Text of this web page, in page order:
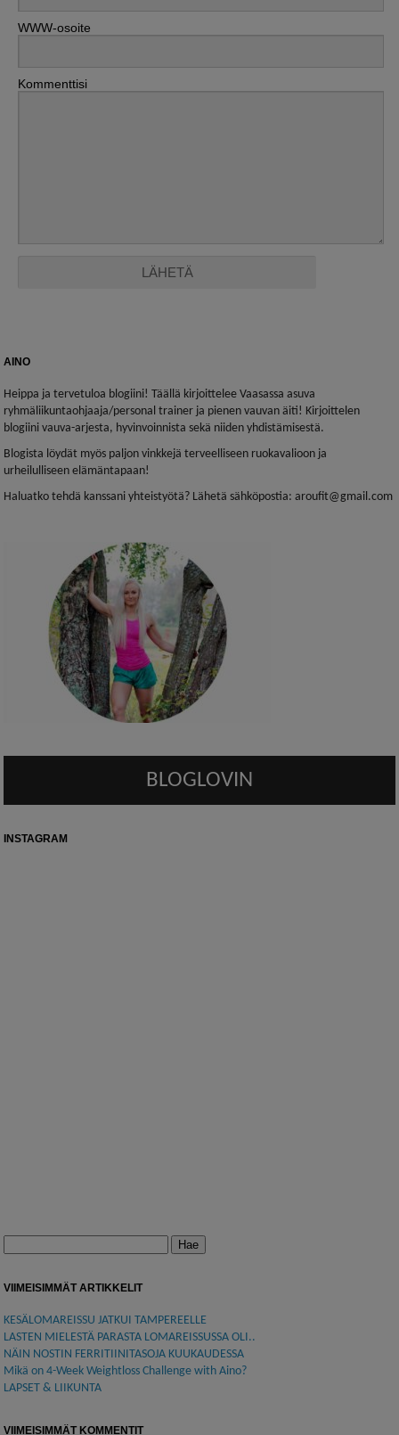
WWW-osoite
Kommenttisi
AINO
Heippa ja tervetuloa blogiini! Täällä kirjoittelee Vaasassa asuva
ryhmäliikuntaohjaaja/personal trainer ja pienen vauvan äiti! Kirjoittelen
blogiini vauva-arjesta, hyvinvoinnista sekä niiden yhdistämisestä.
Blogista löydät myös paljon vinkkejä terveelliseen ruokavalioon ja
urheilulliseen elämäntapaan!
Haluatko tehdä kanssani yhteistyötä? Lähetä sähköpostia: aroufit@gmail.com
BLOGLOVIN
INSTAGRAM
VIIMEISIMMÄT ARTIKKELIT
KESÄLOMAREISSU JATKUI TAMPEREELLE
LASTEN MIELESTÄ PARASTA LOMAREISSUSSA OLI..
NÄIN NOSTIN FERRITIINITASOJA KUUKAUDESSA
Mikä on 4-Week Weightloss Challenge with Aino?
LAPSET & LIIKUNTA
VIIMEISIMMÄT KOMMENTIT